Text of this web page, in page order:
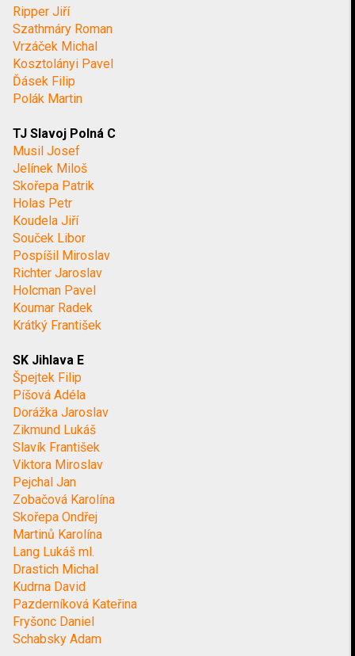
Ripper Jiří
Szathmáry Roman
Vrzáček Michal
Kosztolányi Pavel
Ďásek Filip
Polák Martin
TJ Slavoj Polná C
Musil Josef
Jelínek Miloš
Skořepa Patrik
Holas Petr
Koudela Jiří
Souček Libor
Pospíšil Miroslav
Richter Jaroslav
Holcman Pavel
Koumar Radek
Krátký František
SK Jihlava E
Špejtek Filip
Píšová Adéla
Dorážka Jaroslav
Zikmund Lukáš
Slavík František
Viktora Miroslav
Pejchal Jan
Zobačová Karolína
Skořepa Ondřej
Martinů Karolína
Lang Lukáš ml.
Drastich Michal
Kudrna David
Pazderníková Kateřina
Fryšonc Daniel
Schabsky Adam